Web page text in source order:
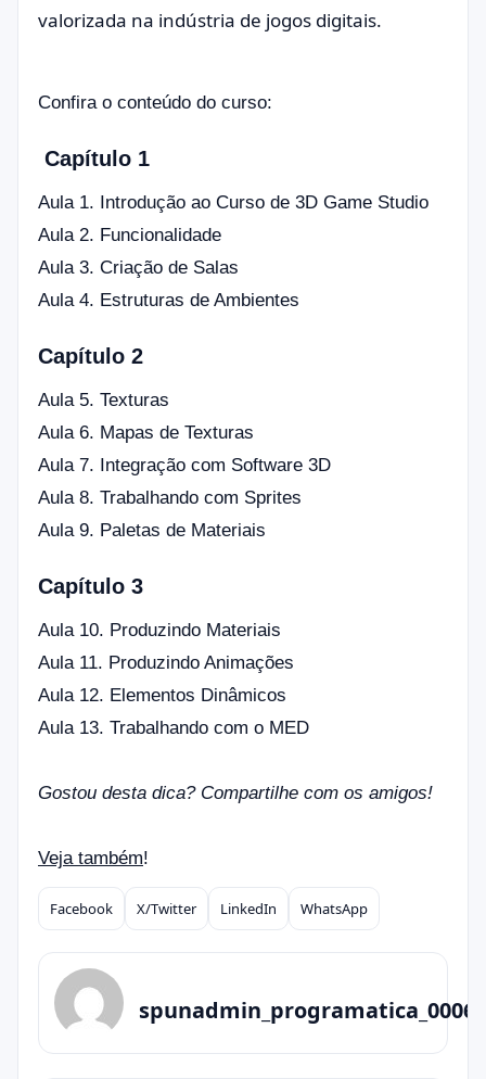
valorizada na indústria de jogos digitais.
Confira o conteúdo do curso:
Capítulo 1
Aula 1. Introdução ao Curso de 3D Game Studio
Aula 2. Funcionalidade
Aula 3. Criação de Salas
Aula 4. Estruturas de Ambientes
Capítulo 2
Aula 5. Texturas
Aula 6. Mapas de Texturas
Aula 7. Integração com Software 3D
Aula 8. Trabalhando com Sprites
Aula 9. Paletas de Materiais
Capítulo 3
Aula 10. Produzindo Materiais
Aula 11. Produzindo Animações
Aula 12. Elementos Dinâmicos
Aula 13. Trabalhando com o MED
Gostou desta dica? Compartilhe com os amigos!
Veja também!
Compartilhar
Facebook X/Twitter LinkedIn WhatsApp
spunadmin_programatica_0006